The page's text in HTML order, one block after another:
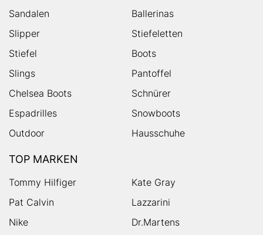
Sandalen
Ballerinas
Slipper
Stiefeletten
Stiefel
Boots
Slings
Pantoffel
Chelsea Boots
Schnürer
Espadrilles
Snowboots
Outdoor
Hausschuhe
TOP MARKEN
Tommy Hilfiger
Kate Gray
Pat Calvin
Lazzarini
Nike
Dr.Martens